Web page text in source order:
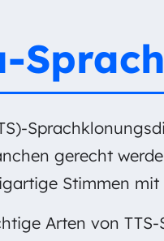
gerecht
Stimmen
Arten von